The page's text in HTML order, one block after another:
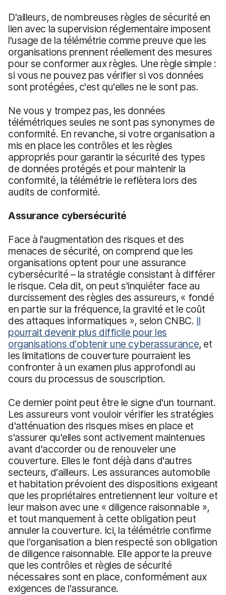
D'ailleurs, de nombreuses règles de sécurité en
lien avec la supervision réglementaire imposent
l'usage de la télémétrie comme preuve que les
organisations prennent réellement des mesures
pour se conformer aux règles. Une règle simple :
si vous ne pouvez pas vérifier si vos données
sont protégées, c'est qu'elles ne le sont pas.
Ne vous y trompez pas, les données
télémétriques seules ne sont pas synonymes de
conformité. En revanche, si votre organisation a
mis en place les contrôles et les règles
appropriés pour garantir la sécurité des types
de données protégés et pour maintenir la
conformité, la télémétrie le reflètera lors des
audits de conformité.
Assurance cybersécurité
Face à l'augmentation des risques et des
menaces de sécurité, on comprend que les
organisations optent pour une assurance
cybersécurité – la stratégie consistant à différer
le risque. Cela dit, on peut s'inquiéter face au
durcissement des règles des assureurs, « fondé
en partie sur la fréquence, la gravité et le coût
des attaques informatiques », selon CNBC. Il
pourrait devenir plus difficile pour les
organisations d'obtenir une cyberassurance, et
les limitations de couverture pourraient les
confronter à un examen plus approfondi au
cours du processus de souscription.
Ce dernier point peut être le signe d'un tournant.
Les assureurs vont vouloir vérifier les stratégies
d'atténuation des risques mises en place et
s'assurer qu'elles sont activement maintenues
avant d'accorder ou de renouveler une
couverture. Elles le font déjà dans d'autres
secteurs, d'ailleurs. Les assurances automobile
et habitation prévoient des dispositions exigeant
que les propriétaires entretiennent leur voiture et
leur maison avec une « diligence raisonnable »,
et tout manquement à cette obligation peut
annuler la couverture. Ici, la télémétrie confirme
que l'organisation a bien respecté son obligation
de diligence raisonnable. Elle apporte la preuve
que les contrôles et règles de sécurité
nécessaires sont en place, conformément aux
exigences de l'assurance.